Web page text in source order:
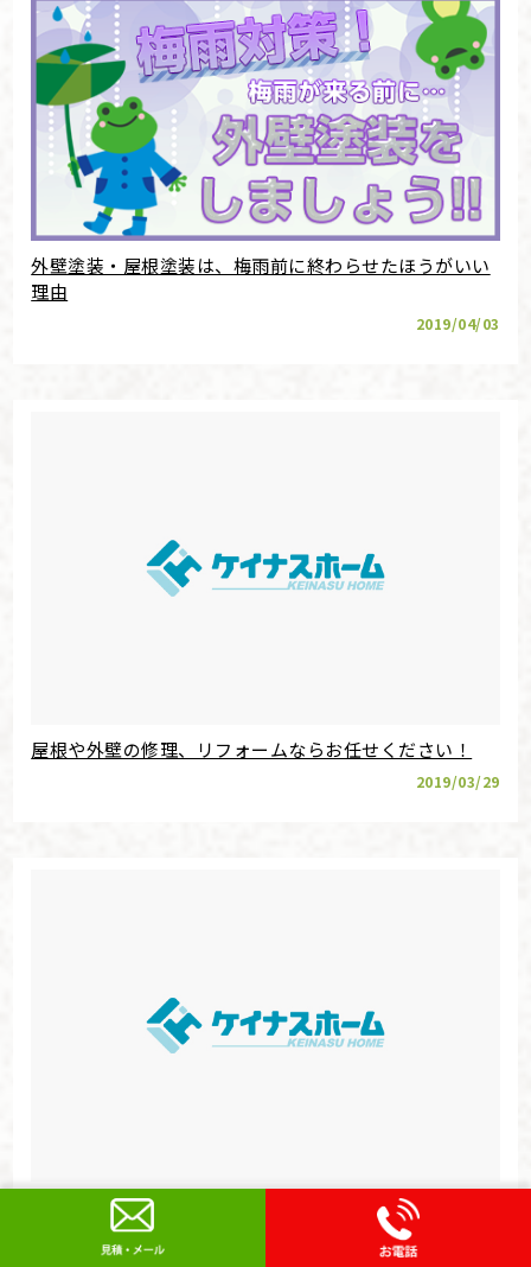
外壁塗装・屋根塗装は、梅雨前に終わらせたほうがいい
理由
2019/04/03
屋根や外壁の修理、リフォームならお任せください！
2019/03/29
外壁工事と屋根工事はセットで行うとお得です！